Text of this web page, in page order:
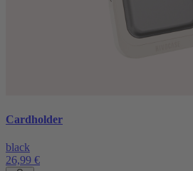
Cardholder
black
26,99 €